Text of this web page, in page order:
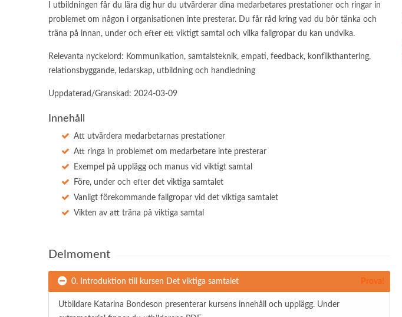
I utbildningen får du lära dig hur du utvärderar dina medarbetares prestationer och ringar in
problemet om någon i organisationen inte presterar. Du får råd kring vad du bör tänka och
träna på innan, under och efter ett viktigt samtal och vilka fallgropar du kan undvika.
Relevanta nyckelord: Kommunikation, samtalsteknik, empati, feedback, konflikthantering,
relationsbyggande, ledarskap, utbildning och handledning
Uppdaterad/Granskad: 2024-03-09
Innehåll
Att utvärdera medarbetarnas prestationer
Att ringa in problemet om medarbetare inte presterar
Exempel på upplägg och manus vid viktigt samtal
Före, under och efter det viktiga samtalet
Vanligt förekommande fallgropar vid det viktiga samtalet
Vikten av att träna på viktiga samtal
Delmoment
0. Introduktion till kursen Det viktiga samtalet Prova!
Utbildare Katarina Bondeson presenterar kursens innehåll och upplägg. Under